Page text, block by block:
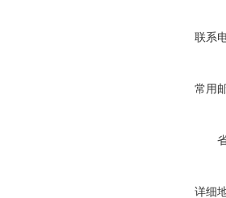
联系
常用
详细